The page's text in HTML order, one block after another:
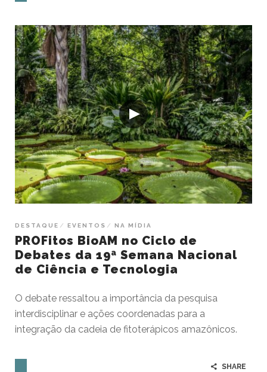
DESTAQUE EVENTOS NA MÍDIA
PROFitos BioAM no Ciclo de
Debates da 19ª Semana Nacional
de Ciência e Tecnologia
O debate ressaltou a importância da pesquisa
interdisciplinar e ações coordenadas para a
integração da cadeia de fitoterápicos amazônicos.
SHARE